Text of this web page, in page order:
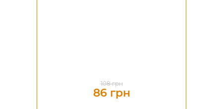
108 грн
86 грн